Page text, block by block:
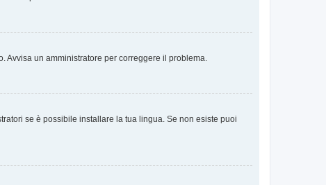
Avvisa un amministratore per correggere il problema.
se è possibile installare la tua lingua. Se non esiste puoi